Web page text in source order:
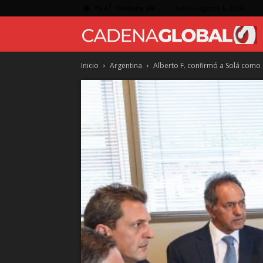
Inicio Argentina Alberto F. confirmó a Solá